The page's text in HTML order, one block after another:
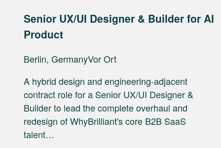
Senior UX/UI Designer & Builder for AI
Product
Berlin, GermanyVor Ort
A hybrid design and engineering-adjacent
contract role for a Senior UX/UI Designer &
Builder to lead the complete overhaul and
redesign of WhyBrilliant's core B2B SaaS
talent…